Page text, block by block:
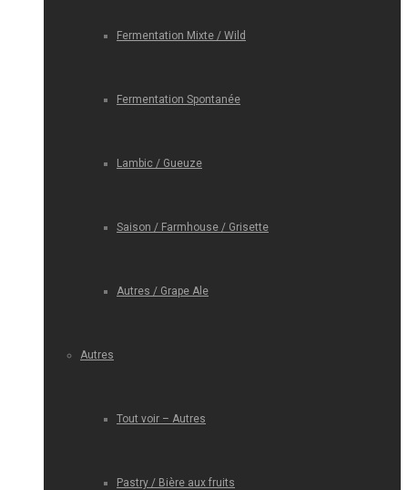
Fermentation Mixte / Wild
Fermentation Spontanée
Lambic / Gueuze
Saison / Farmhouse / Grisette
Autres / Grape Ale
Autres
Tout voir – Autres
Pastry / Bière aux fruits